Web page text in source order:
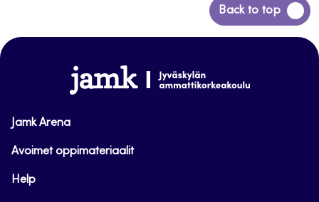
Back to top
Siirry
takaisin
www.jamk.fi
Jamk Arena
Avoimet oppimateriaalit
Help